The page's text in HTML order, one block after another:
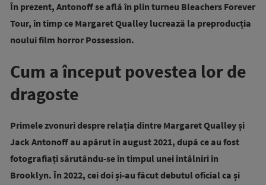
În prezent, Antonoff se află în plin turneu Bleachers Forever
Tour, în timp ce Margaret Qualley lucrează la preproducția
noului film horror Possession.
Cum a început povestea lor de
dragoste
Primele zvonuri despre relația dintre Margaret Qualley și
Jack Antonoff au apărut în august 2021, după ce au fost
fotografiați sărutându-se în timpul unei întâlniri în
Brooklyn. În 2022, cei doi și-au făcut debutul oficial ca și